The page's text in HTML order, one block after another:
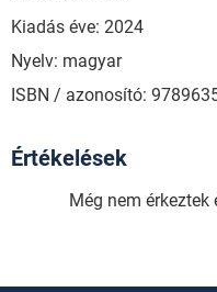
Kiadás éve: 2024
Nyelv: magyar
ISBN / azonosító:
Értékelések
Még nem érkeztek